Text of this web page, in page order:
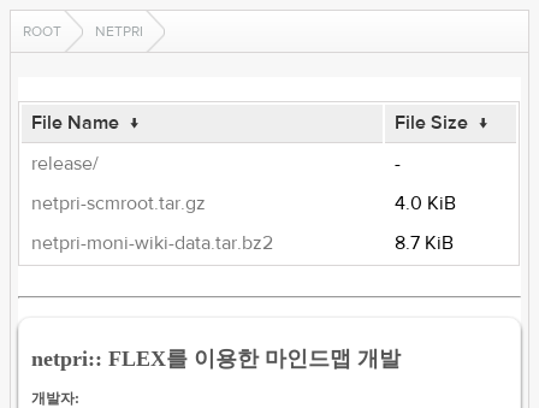
ROOT NETPRI
File Name ↓ File Size ↓
release/
-
netpri-scmroot.tar.gz
4.0 KiB
netpri-moni-wiki-data.tar.bz2
8.7 KiB
netpri:: FLEX를 이용한 마인드맵 개발
개발자: